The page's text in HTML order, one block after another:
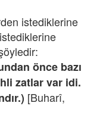
istediklerine
önce bazı
zatlar var idi.
[Buharî,